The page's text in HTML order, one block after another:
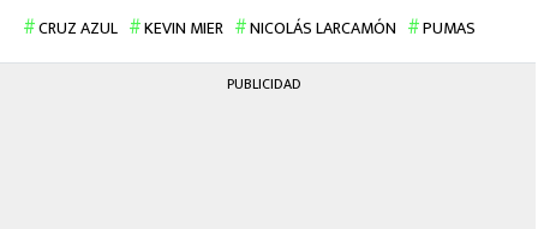
CRUZ AZUL KEVIN MIER NICOLÁS LARCAMÓN PUMAS
PUBLICIDAD